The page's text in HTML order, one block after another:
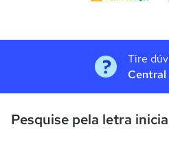
Tire
Central
Pesquise pela letra